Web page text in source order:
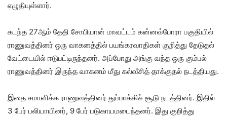
எழுதியுள்ளார்.
கடந்த 27ஆம் தேதி சோபியான் மாவட்டம் கன்னவ்போரா பகுதியில்
ராணுவத்தினர் ஒரு வாகனத்தில் பயங்கரவாதிகள் குறித்து தேடுதல்
வேட்டையில் ஈடுபட்டிருந்தனர். அப்போது அங்கு வந்த ஒரு கும்பல்
ராணுவத்தினர் இருந்த வாகனம் மீது கல்வீசித் தாக்குதல் நடத்தியது.
இதை சமாளிக்க ராணுவத்தினர் துப்பாக்கிச் சூடு நடத்தினர். இதில்
3 பேர் பலியாயினர், 9 பேர் படுகாயமடைந்தனர். இது குறித்து